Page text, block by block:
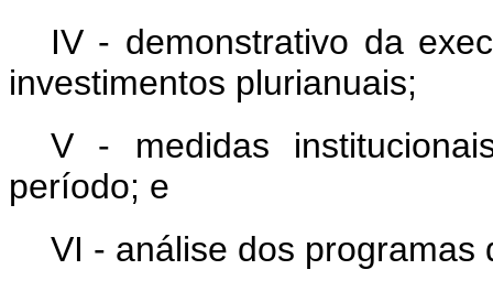
IV - demonstrativo da
investimentos plurianuais;
V - medidas
período; e
VI - análise dos programas